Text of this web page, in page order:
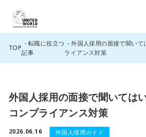
TOP
転職に役立つ
記事
外国人採用の面接で聞い
ライアンス対策
外国人採用の面接で聞いては
コンプライアンス対策
2026.06.16 外国人採用ガイド